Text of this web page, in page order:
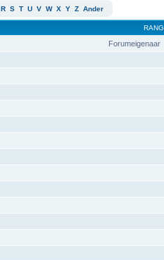
R S T U V W X Y Z Ander
RANG
Forumeigenaar